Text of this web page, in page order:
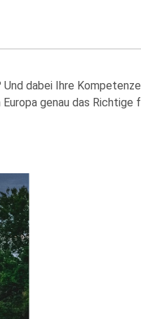
dabei Ihre
genau das Richtige